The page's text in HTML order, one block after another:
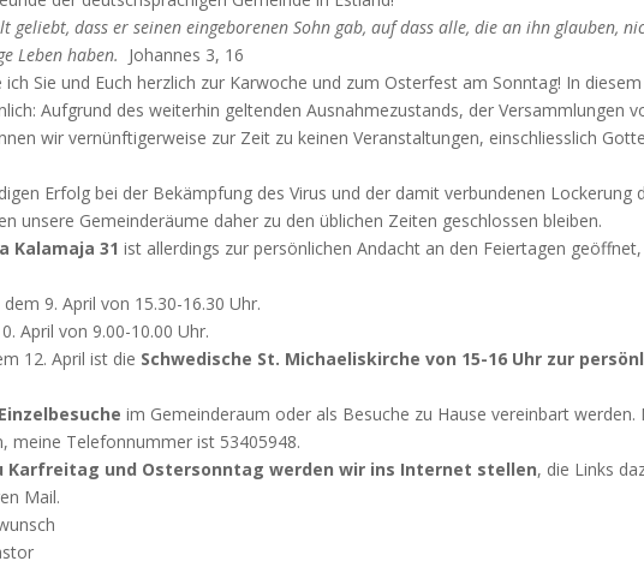
geliebt, dass er seinen eingeborenen Sohn gab, auf dass alle, die an ihn glauben,
Leben haben. Johannes 3, 16
Sie und Euch herzlich zur Karwoche und zum Osterfest am Sonntag! In
Aufgrund des weiterhin geltenden Ausnahmezustands, der Versammlungen
wir vernünftigerweise zur Zeit zu keinen Veranstaltungen, einschliesslich
Erfolg bei der Bekämpfung des Virus und der damit verbundenen Lockerung
unsere Gemeinderäume daher zu den üblichen Zeiten geschlossen bleiben.
Kalamaja 31ist allerdings zur persönlichen Andacht an den Feiertagen
dem 9. April von 15.30-16.30 Uhr.
April von 9.00-10.00 Uhr.
12. April ist die Schwedische St. Michaeliskirche von 15-16 Uhr zur
Einzelbesuche im Gemeinderaum oder als Besuche zu Hause vereinbart werden.
meine Telefonnummer ist 53405948.
Karfreitag und Ostersonntag werden wir ins Internet stellen, die Links
Mail.